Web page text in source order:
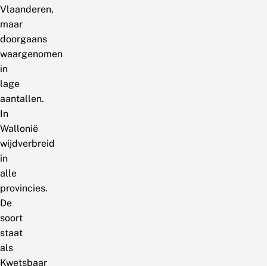
Vlaanderen,
maar
doorgaans
waargenomen
in
lage
aantallen.
In
Wallonië
wijdverbreid
in
alle
provincies.
De
soort
staat
als
Kwetsbaar